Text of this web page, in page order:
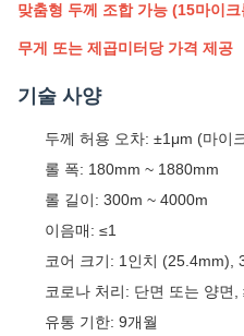
맞춤형 두께 조합 가능 (15마이
무게 또는 제곱미터당 가격 제공
기술 사양
두께 허용 오차: ±1μm (마이
롤 폭: 180mm ~ 1880mm
롤 길이: 300m ~ 4000m
이음매: ≤1
코어 크기: 1인치 (25.4mm),
코로나 처리: 단면 또는 양면
유통 기한: 9개월